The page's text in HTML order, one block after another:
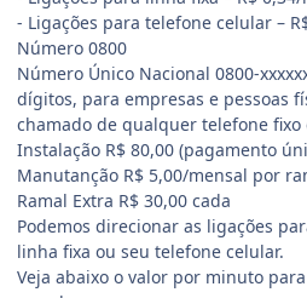
- Ligações para telefone celular –
Número 0800
Número Único Nacional 0800-
dígitos, para empresas e pessoas
chamado de qualquer telefone fixo
Instalação R$ 80,00 (pagamento
Manutanção R$ 5,00/mensal por
Ramal Extra R$ 30,00 cada
Podemos direcionar as ligações
linha fixa ou seu telefone celular.
Veja abaixo o valor por minuto